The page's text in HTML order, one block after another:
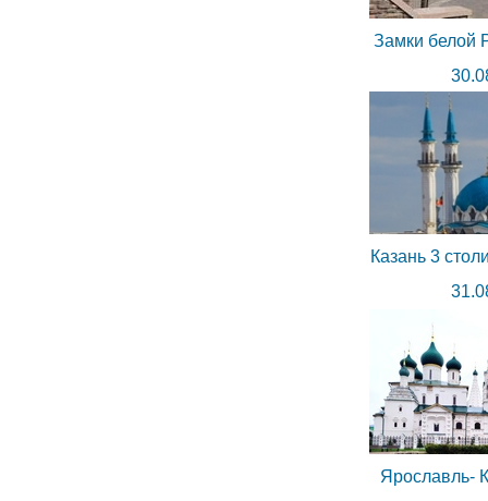
Замки белой
Казань 3
Ярославль-